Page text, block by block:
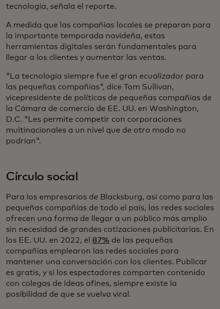
tecnología, señala el reporte.
A medida que las compañías locales se preparan para
la importante temporada navideña, estas
herramientas digitales serán fundamentales para
llegar a los clientes y aumentar las ventas.
"La tecnología siempre fue el gran ecualizador para
las pequeñas compañías", dice Tom Sullivan,
vicepresidente de políticas de pequeñas compañías de
la Cámara de comercio de EE. UU. en Washington,
D.C. "Les permite competir con corporaciones
multinacionales a un nivel que de otro modo no
podrían".
Círculo social
Para los empresarios de Blacksburg, así como para las
pequeñas compañías de todo el país, las redes sociales
ofrecen una forma de llegar a un público más amplio
sin necesidad de grandes cotizaciones publicitarias. En
los EE. UU. en 2022, el 87% de las pequeñas
compañías emplearon las redes sociales para
mantener una conversación con los clientes. Publicar
es gratis, y si los espectadores comparten contenido
con colegas de ideas afines, siempre existe la
posibilidad de que se vuelva viral.